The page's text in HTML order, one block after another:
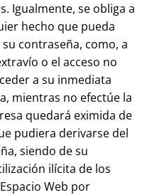
Igualmente, se obliga a
hecho que pueda
contraseña, como, a
o el acceso no
a su inmediata
mientras no efectúe la
quedará eximida de
pudiera derivarse del
siendo de su
ilícita de los
Web por